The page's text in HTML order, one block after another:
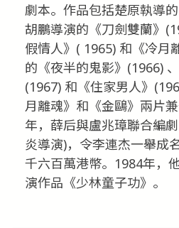
劇本。作品包括楚原執導的
胡鵬導演的《刀劍雙蘭》
假情人》( 1965) 和《冷月
的《夜半的鬼影》(1966)
(1967) 和《住家男人》
月離魂》和《金鷗》兩片
年，薛后與盧兆璋聯合編
炎導演)，令李連杰一舉成
千六百萬港幣。1984年，
演作品《少林童子功》。